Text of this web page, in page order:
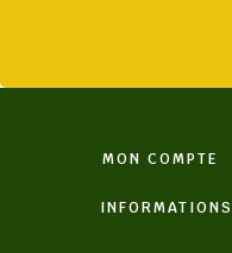
MON COMPTE
INFORMATIONS